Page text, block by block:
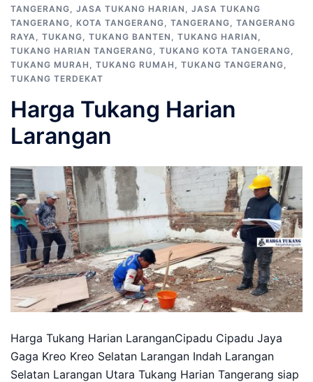
TANGERANG, JASA TUKANG HARIAN , JASA TUKANG
TANGERANG, KOTA TANGERANG, TANGERANG, TANGERANG
RAYA, TUKANG, TUKANG BANTEN , TUKANG HARIAN ,
TUKANG HARIAN TANGERANG, TUKANG KOTA TANGERANG,
TUKANG MURAH , TUKANG RUMAH , TUKANG TANGERANG,
TUKANG TERDEKAT
Harga Tukang Harian
Larangan
Harga Tukang Harian LaranganCipadu Cipadu Jaya
Gaga Kreo Kreo Selatan Larangan Indah Larangan
Selatan Larangan Utara Tukang Harian Tangerang siap